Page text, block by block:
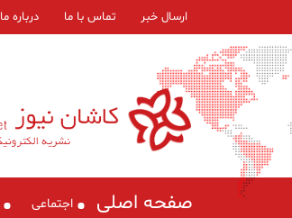
ارسال خبر تماس با ما درباره ما
صفحه اصلی اجتماعی